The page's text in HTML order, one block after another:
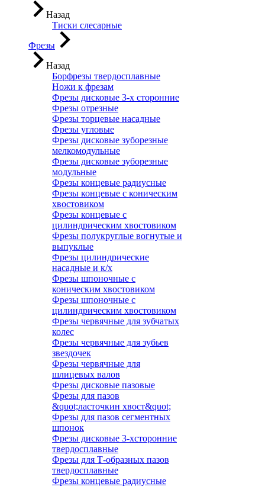
Назад
Тиски слесарные
Фрезы
Назад
Борфрезы твердосплавные
Ножи к фрезам
Фрезы дисковые 3-х сторонние
Фрезы отрезные
Фрезы торцевые насадные
Фрезы угловые
Фрезы дисковые зуборезные
мелкомодульные
Фрезы дисковые зуборезные
модульные
Фрезы концевые радиусные
Фрезы концевые с коническим
хвостовиком
Фрезы концевые с
цилиндрическим хвостовиком
Фрезы полукруглые вогнутые и
выпуклые
Фрезы цилиндрические
насадные и к/х
Фрезы шпоночные с
коническим хвостовиком
Фрезы шпоночные с
цилиндрическим хвостовиком
Фрезы червячные для зубчатых
колес
Фрезы червячные для зубьев
звездочек
Фрезы червячные для
шлицевых валов
Фрезы дисковые пазовые
Фрезы для пазов
&quot;ласточкин хвост&quot;
Фрезы для пазов сегментных
шпонок
Фрезы дисковые 3-хсторонние
твердосплавные
Фрезы для Т-образных пазов
твердосплавные
Фрезы концевые радиусные